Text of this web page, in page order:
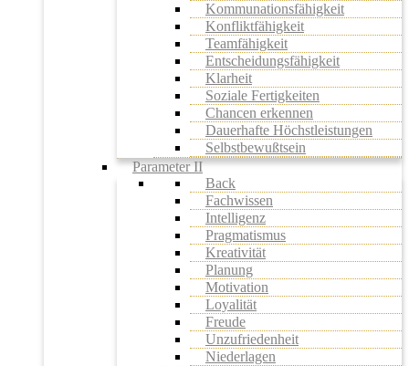
Kommunationsfähigkeit
Konfliktfähigkeit
Teamfähigkeit
Entscheidungsfähigkeit
Klarheit
Soziale Fertigkeiten
Chancen erkennen
Dauerhafte Höchstleistungen
Selbstbewußtsein
Parameter II
Back
Fachwissen
Intelligenz
Pragmatismus
Kreativität
Planung
Motivation
Loyalität
Freude
Unzufriedenheit
Niederlagen